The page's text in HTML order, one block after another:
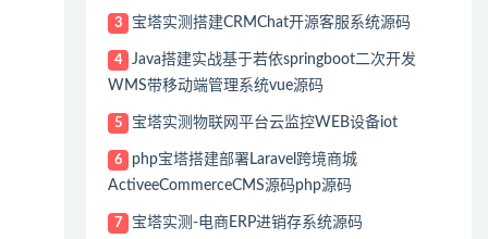
3 宝塔实测搭建CRMChat开源客服系统源码
4
Java搭建实战基于若依springboot二次开发
WMS带移动端管理系统vue源码
5 宝塔实测物联网平台云监控WEB设备iot
6
php宝塔搭建部署Laravel跨境商城
ActiveeCommerceCMS源码php源码
7 宝塔实测-电商ERP进销存系统源码